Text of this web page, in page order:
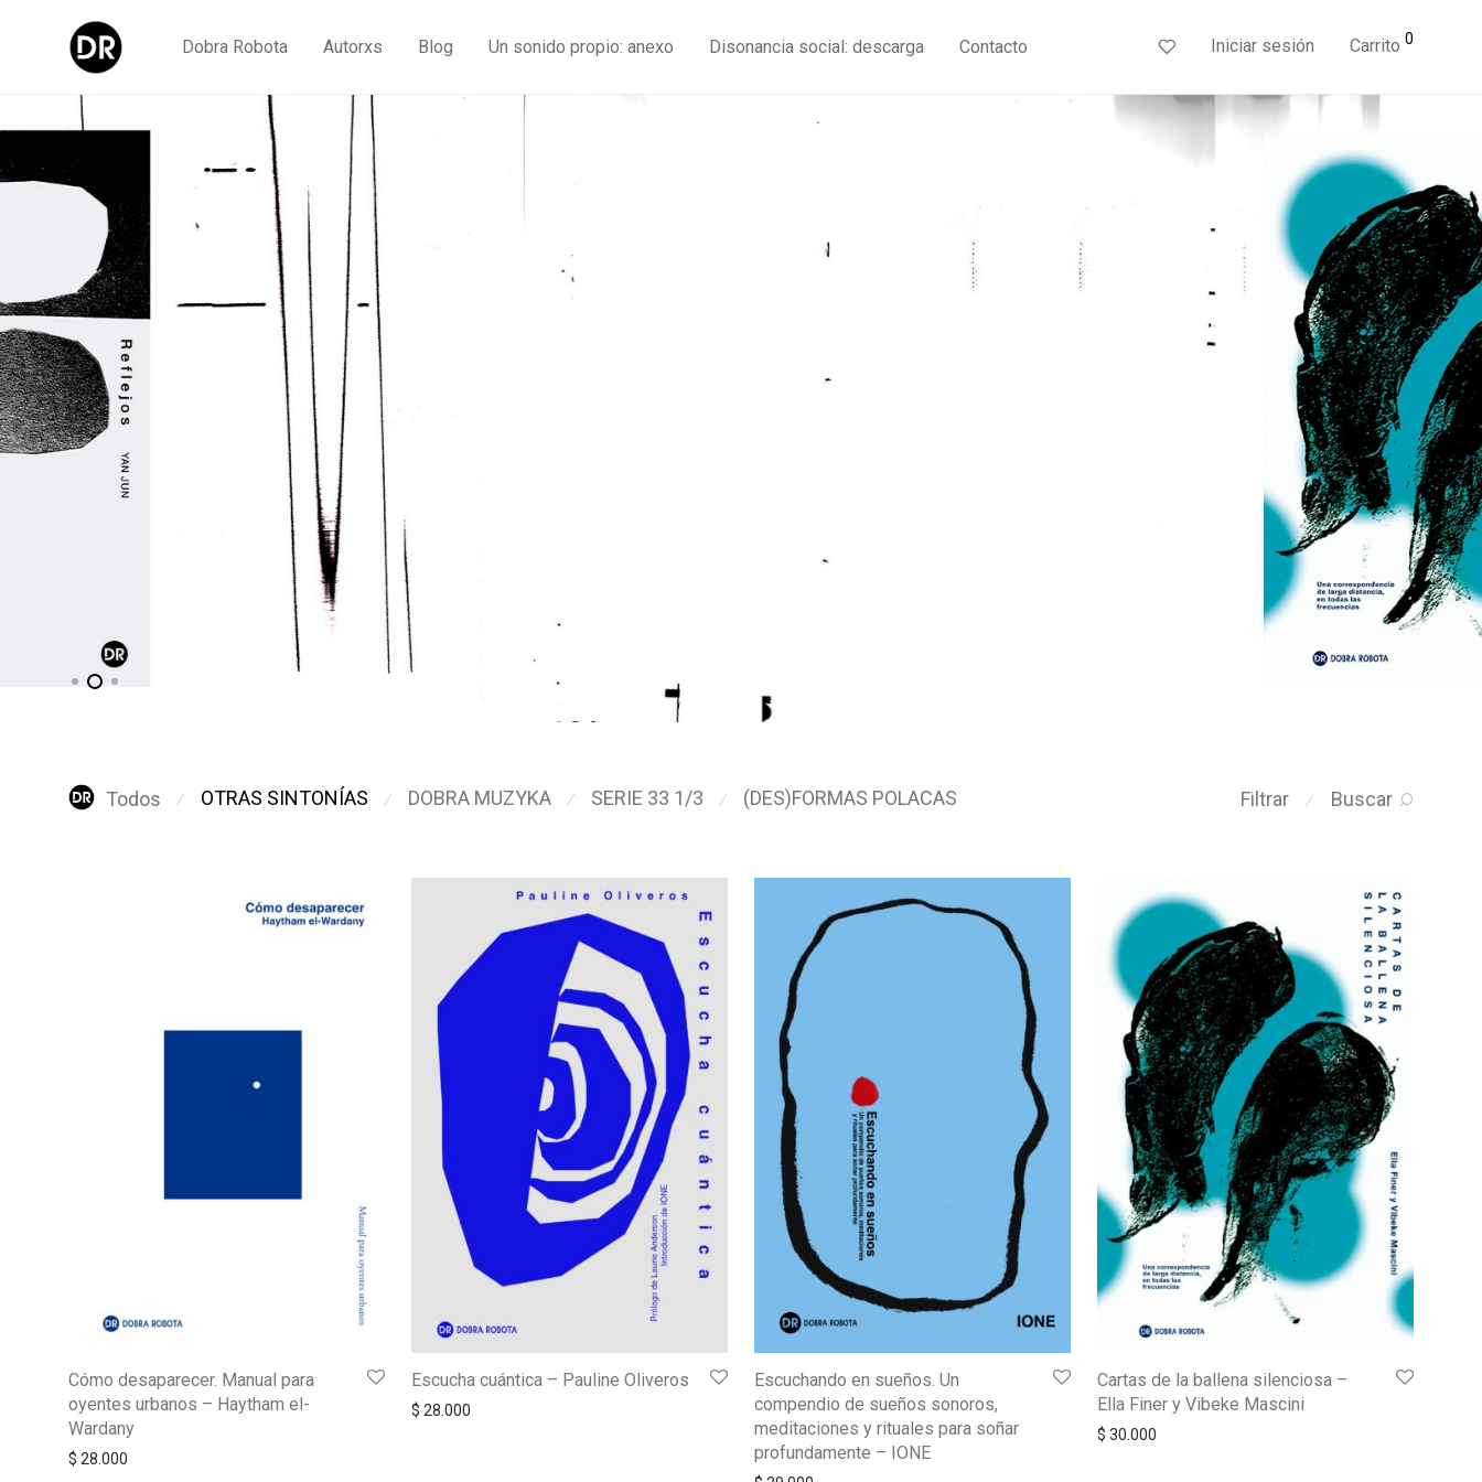
Dobra Robota Autorxs Blog Un sonido propio: anexo Disonancia social: descarga Contacto Iniciar sesión Carrito 0
Filtrar ⁄ Buscar
Todos ⁄ OTRAS SINTONÍAS ⁄ DOBRA MUZYKA ⁄ SERIE 33 1/3 ⁄ (DES)FORMAS POLACAS
Cómo desaparecer. Manual para
oyentes urbanos – Haytham el-
Wardany
$ 28.000
Escucha cuántica – Pauline Oliveros
$ 28.000
Escuchando en sueños. Un
compendio de sueños sonoros,
meditaciones y rituales para soñar
profundamente – IONE
Cartas de la ballena silenciosa –
Ella Finer y Vibeke Mascini
$ 30.000